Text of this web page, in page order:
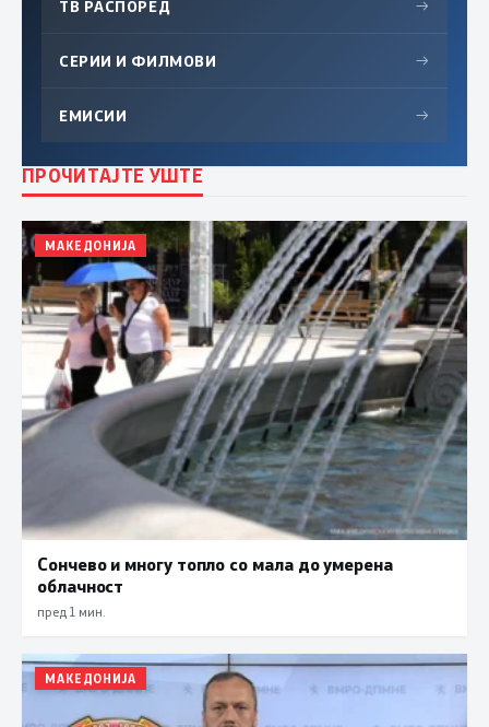
ТВ РАСПОРЕД →
СЕРИИ И ФИЛМОВИ →
ЕМИСИИ →
ПРОЧИТАЈТЕ УШТЕ
МАКЕДОНИЈА
Сончево и многу топло со мала до умерена
облачност
пред 1 мин.
МАКЕДОНИЈА